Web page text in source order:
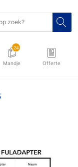
24
Mandje Offerte